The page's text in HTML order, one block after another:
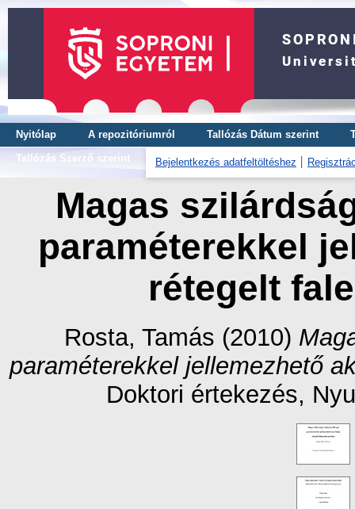
Nyitólap A repozitóriumról Tallózás Dátum szerint
Tallózás Szerző szerint
Bejelentkezés adatfeltöltéshez
Magas
paraméterekkel
rétegelt
Rosta, Tamás (2010)
paraméterekkel jellemezhető
Doktori értekezés,